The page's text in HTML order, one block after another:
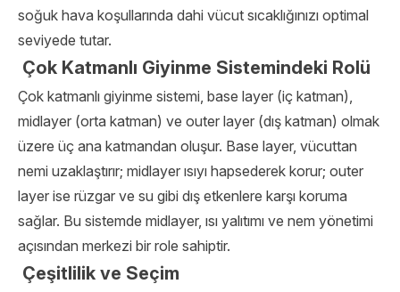
soğuk hava koşullarında dahi vücut sıcaklığınızı optimal
seviyede tutar.
Çok Katmanlı Giyinme Sistemindeki Rolü
Çok katmanlı giyinme sistemi, base layer (iç katman),
midlayer (orta katman) ve outer layer (dış katman) olmak
üzere üç ana katmandan oluşur. Base layer, vücuttan
nemi uzaklaştırır; midlayer ısıyı hapsederek korur; outer
layer ise rüzgar ve su gibi dış etkenlere karşı koruma
sağlar. Bu sistemde midlayer, ısı yalıtımı ve nem yönetimi
açısından merkezi bir role sahiptir.
Çeşitlilik ve Seçim